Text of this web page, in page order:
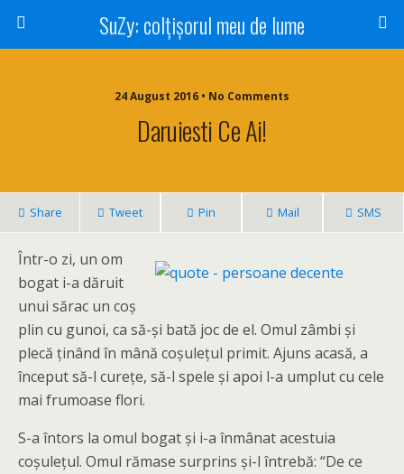
SuZy: colţişorul meu de lume
24 August 2016 • No Comments
Daruiesti Ce Ai!
Share Tweet Pin Mail SMS
Într-o zi, un om
bogat i-a dăruit
unui sărac un coș
plin cu gunoi, ca să-și bată joc de el. Omul zâmbi și
plecă ținând în mână coșulețul primit. Ajuns acasă, a
început să-l curețe, să-l spele și apoi l-a umplut cu cele
mai frumoase flori.
S-a întors la omul bogat și i-a înmânat acestuia
coșulețul. Omul rămase surprins și-l întrebă: “De ce